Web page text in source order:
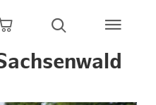
Hauptinhalt springen
Hauptnavigation springen
Volltextsuche springen
Footer springen
Warenkorb öffnen
Suche öffnen